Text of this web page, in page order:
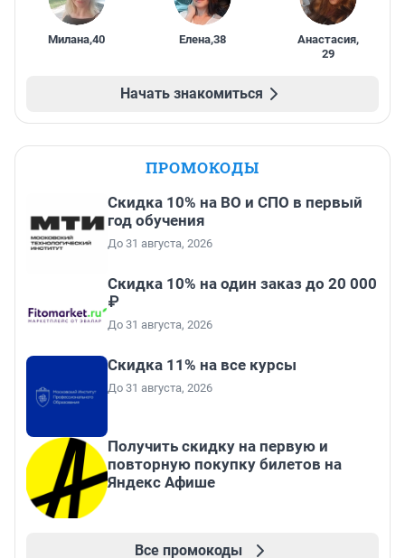
Милана,40 Елена,38 Анастасия,
29
Начать знакомиться
ПРОМОКОДЫ
Скидка 10% на ВО и СПО в первый
год обучения
До 31 августа, 2026
Скидка 10% на один заказ до 20 000
₽
До 31 августа, 2026
Скидка 11% на все курсы
До 31 августа, 2026
Получить скидку на первую и
повторную покупку билетов на
Яндекс Афише
Все промокоды